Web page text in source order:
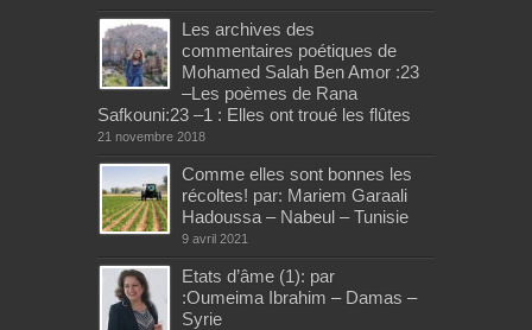
Les archives des
commentaires poétiques de
Mohamed Salah Ben Amor :23
–Les poèmes de Rana
Safkouni:23 –1 : Elles ont troué les flûtes
21 novembre 2018
Comme elles sont bonnes les
récoltes! par: Mariem Garaali
Hadoussa – Nabeul – Tunisie
9 avril 2021
Etats d’âme (1): par
:Oumeima Ibrahim – Damas –
Syrie